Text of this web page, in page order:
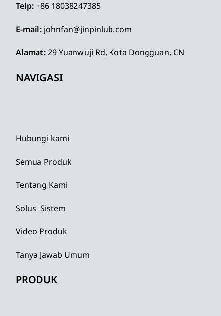
Telp: +86 18038247385
E-mail: johnfan@jinpinlub.com
Alamat:29 Yuanwuji Rd, Kota Dongguan, CN
NAVIGASI
Hubungi kami
Semua Produk
Tentang Kami
Solusi Sistem
Video Produk
Tanya Jawab Umum
PRODUK